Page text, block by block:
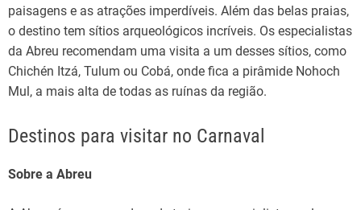
paisagens e as atrações imperdíveis. Além das belas praias,
o destino tem sítios arqueológicos incríveis. Os especialistas
da Abreu recomendam uma visita a um desses sítios, como
Chichén Itzá, Tulum ou Cobá, onde fica a pirâmide Nohoch
Mul, a mais alta de todas as ruínas da região.
Destinos para visitar no Carnaval
Sobre a Abreu